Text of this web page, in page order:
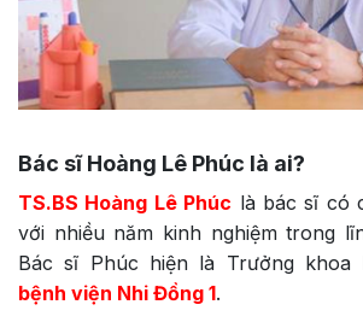
Bác sĩ Hoàng Lê Phúc là ai?
TS.BS Hoàng Lê Phúc là bác sĩ có
với nhiều năm kinh nghiệm trong
Bác sĩ Phúc hiện là Trưởng khoa
bệnh viện Nhi Đồng 1.